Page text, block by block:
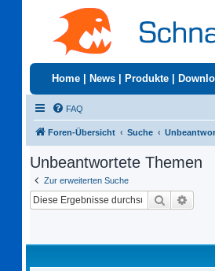
Home News Produkte
FAQ
Foren-Übersicht Suche
Unbeantwortete Themen
Zur erweiterten Suche
Suche